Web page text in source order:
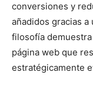
conversiones y
añadidos gracias a
filosofía
página web que
estratégicamente